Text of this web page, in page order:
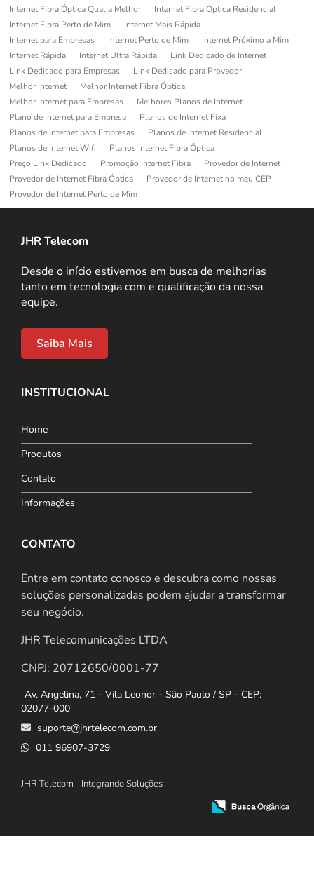
Internet Fibra Óptica Qual a Melhor
Internet Fibra Óptica Residencial
Internet Fibra Perto de Mim
Internet Mais Rápida
Internet para Empresas
Internet Perto de Mim
Internet Próximo a Mim
Internet Rápida
Internet Ultra Rápida
Link Dedicado de Internet
Link Dedicado para Empresas
Link Dedicado para Provedor
Melhor Internet
Melhor Internet Fibra Óptica
Melhor Internet para Empresas
Melhores Planos de Internet
Plano de Internet para Empresa
Planos de Internet Fixa
Planos de Internet para Empresas
Planos de Internet Residencial
Planos de Internet Wifi
Planos Internet Fibra Óptica
Preço Link Dedicado
Promoção Internet Fibra
Provedor de Internet
Provedor de Internet Fibra Óptica
Provedor de Internet no meu CEP
Provedor de Internet Perto de Mim
JHR Telecom
Desde o início estivemos em busca de melhorias
tanto em tecnologia com e qualificação da nossa
equipe.
Saiba Mais
INSTITUCIONAL
Home
Produtos
Contato
Informações
CONTATO
Entre em contato conosco e descubra como nossas
soluções personalizadas podem ajudar a transformar
seu negócio.
JHR Telecomunicações LTDA
CNPJ: 20712650/0001-77
Av. Angelina, 71 - Vila Leonor - São Paulo / SP - CEP:
02077-000
suporte@jhrtelecom.com.br
011 96907-3729
JHR Telecom - Integrando Soluções